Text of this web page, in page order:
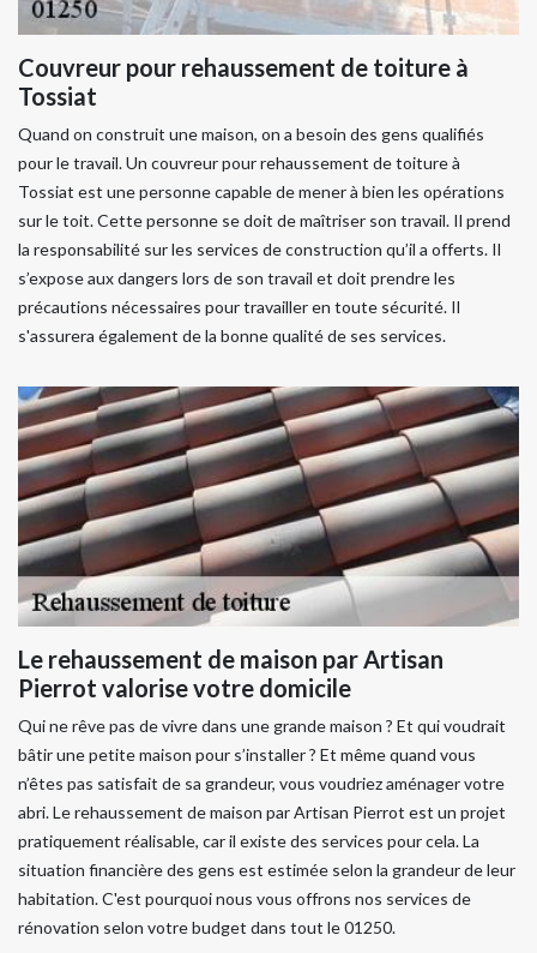
Couvreur pour rehaussement de toiture à
Tossiat
Quand on construit une maison, on a besoin des gens qualifiés
pour le travail. Un couvreur pour rehaussement de toiture à
Tossiat est une personne capable de mener à bien les opérations
sur le toit. Cette personne se doit de maîtriser son travail. Il prend
la responsabilité sur les services de construction qu’il a offerts. Il
s’expose aux dangers lors de son travail et doit prendre les
précautions nécessaires pour travailler en toute sécurité. Il
s'assurera également de la bonne qualité de ses services.
Le rehaussement de maison par Artisan
Pierrot valorise votre domicile
Qui ne rêve pas de vivre dans une grande maison ? Et qui voudrait
bâtir une petite maison pour s’installer ? Et même quand vous
n’êtes pas satisfait de sa grandeur, vous voudriez aménager votre
abri. Le rehaussement de maison par Artisan Pierrot est un projet
pratiquement réalisable, car il existe des services pour cela. La
situation financière des gens est estimée selon la grandeur de leur
habitation. C'est pourquoi nous vous offrons nos services de
rénovation selon votre budget dans tout le 01250.